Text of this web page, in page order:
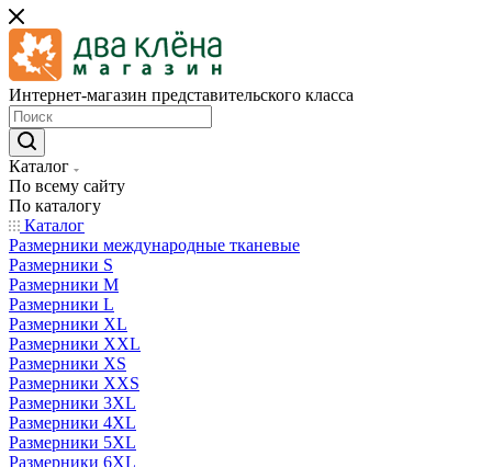
Интернет-магазин представительского класса
Каталог
По всему сайту
По каталогу
Каталог
Размерники международные тканевые
Размерники S
Размерники M
Размерники L
Размерники XL
Размерники XXL
Размерники XS
Размерники XXS
Размерники 3XL
Размерники 4XL
Размерники 5XL
Размерники 6XL